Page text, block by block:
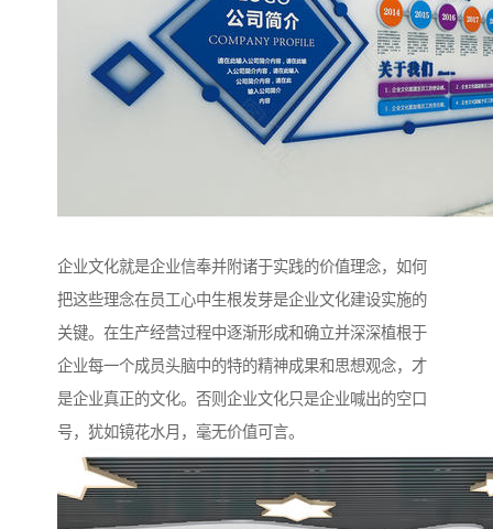
企业文化就是企业信奉并附诸于实践的价值理念，如何
把这些理念在员工心中生根发芽是企业文化建设实施的
关键。在生产经营过程中逐渐形成和确立并深深植根于
企业每一个成员头脑中的特的精神成果和思想观念，才
是企业真正的文化。否则企业文化只是企业喊出的空口
号，犹如镜花水月，毫无价值可言。